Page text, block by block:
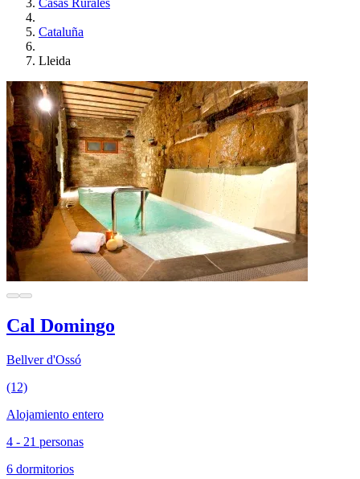
Cataluña
Lleida
Cal Domingo
Bellver d'Ossó
(12)
Alojamiento entero
4 - 21 personas
6 dormitorios